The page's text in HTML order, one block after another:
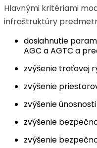
Hlavnými kritériami
infraštruktúry
dosiahnutie
AGC a AGTC a
zvýšenie traťovej
zvýšenie
zvýšenie
zvýšenie
zvýšenie